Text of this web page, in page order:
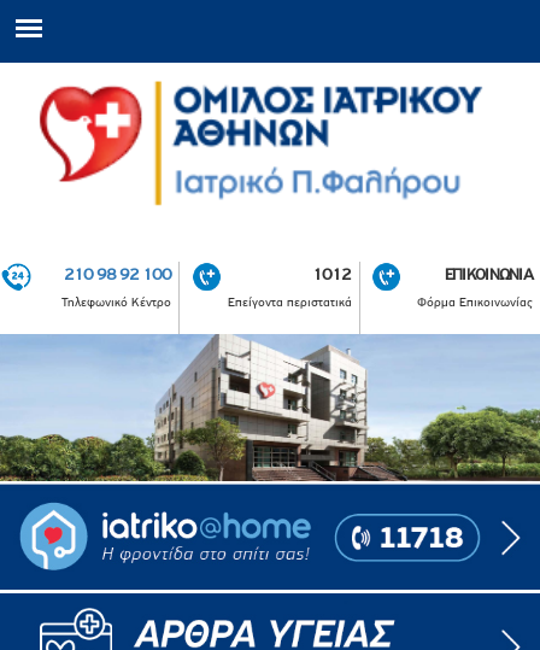
210 98 92 100
Τηλεφωνικό Κέντρο
1012
Επείγοντα περιστατικά
ΕΠΙΚΟΙΝΩΝΙΑ
Φόρμα Επικοινωνίας